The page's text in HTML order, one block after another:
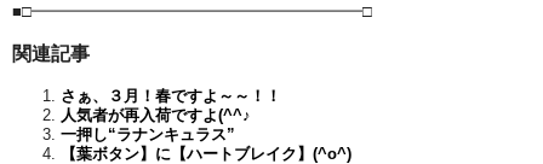
■□━━━━━━━━━━━━━━━━━━━━━□
関連記事
さぁ、３月！春ですよ～～！！
人気者が再入荷ですよ(^^♪
一押し“ラナンキュラス”
【葉ボタン】に【ハートブレイク】(^o^)